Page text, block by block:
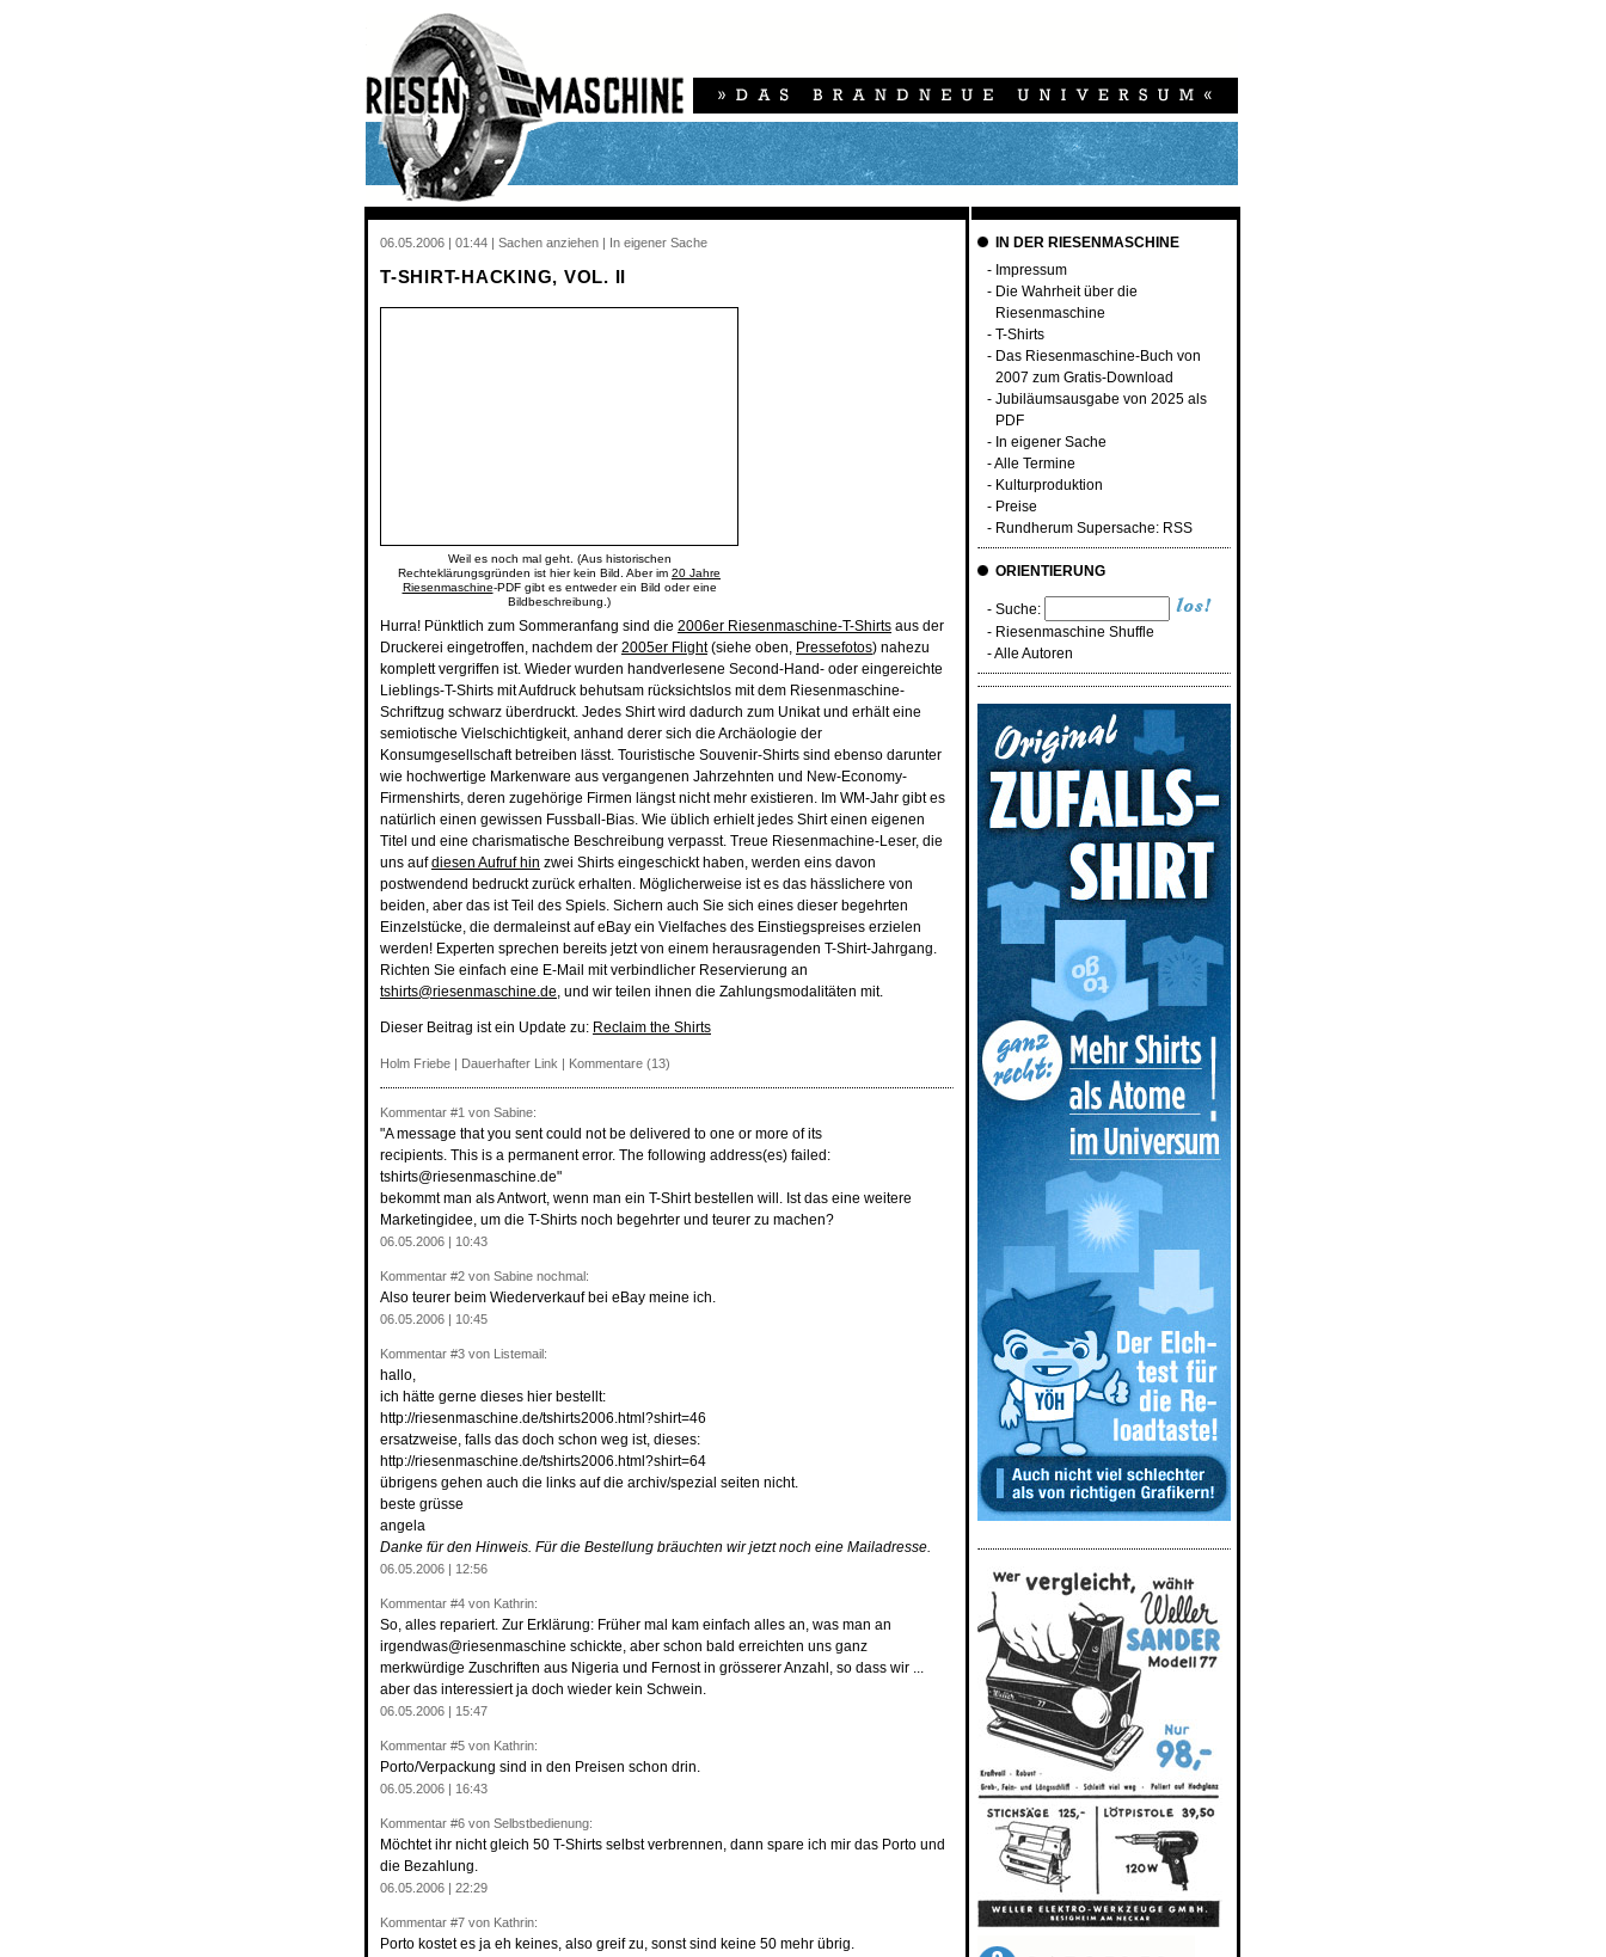
06.05.2006 | 01:44 | Sachen anziehen | In eigener Sache
T-SHIRT-HACKING, VOL. II
Weil es noch mal geht. (Aus historischen
Rechteklärungsgründen ist hier kein Bild. Aber im 20 Jahre
Riesenmaschine-PDF gibt es entweder ein Bild oder eine
Bildbeschreibung.)
Hurra! Pünktlich zum Sommeranfang sind die 2006er Riesenmaschine-T-Shirts aus der
Druckerei eingetroffen, nachdem der 2005er Flight(siehe oben, Pressefotos) nahezu
komplett vergriffen ist. Wieder wurden handverlesene Second-Hand- oder eingereichte
Lieblings-T-Shirts mit Aufdruck behutsam rücksichtslos mit dem Riesenmaschine-
Schriftzug schwarz überdruckt. Jedes Shirt wird dadurch zum Unikat und erhält eine
semiotische Vielschichtigkeit, anhand derer sich die Archäologie der
Konsumgesellschaft betreiben lässt. Touristische Souvenir-Shirts sind ebenso darunter
wie hochwertige Markenware aus vergangenen Jahrzehnten und New-Economy-
Firmenshirts, deren zugehörige Firmen längst nicht mehr existieren. Im WM-Jahr gibt es
natürlich einen gewissen Fussball-Bias. Wie üblich erhielt jedes Shirt einen eigenen
Titel und eine charismatische Beschreibung verpasst. Treue Riesenmachine-Leser, die
uns aufdiesen Aufruf hin zwei Shirts eingeschickt haben, werden eins davon
postwendend bedruckt zurück erhalten. Möglicherweise ist es das hässlichere von
beiden, aber das ist Teil des Spiels. Sichern auch Sie sich eines dieser begehrten
Einzelstücke, die dermaleinst auf eBay ein Vielfaches des Einstiegspreises erzielen
werden! Experten sprechen bereits jetzt von einem herausragenden T-Shirt-Jahrgang.
Richten Sie einfach eine E-Mail mit verbindlicher Reservierung an
tshirts@riesenmaschine.de, und wir teilen ihnen die Zahlungsmodalitäten mit.
Dieser Beitrag ist ein Update zu: Reclaim the Shirts
Holm Friebe | Dauerhafter Link | Kommentare (13)
Kommentar #1 von Sabine:
"A message that you sent could not be delivered to one or more of its
recipients. This is a permanent error. The following address(es) failed:
tshirts@riesenmaschine.de"
bekommt man als Antwort, wenn man ein T-Shirt bestellen will. Ist das eine weitere
Marketingidee, um die T-Shirts noch begehrter und teurer zu machen?
06.05.2006 | 10:43
Kommentar #2 von Sabine nochmal:
Also teurer beim Wiederverkauf bei eBay meine ich.
06.05.2006 | 10:45
Kommentar #3 von Listemail:
hallo,
ich hätte gerne dieses hier bestellt:
http://riesenmaschine.de/tshirts2006.html?shirt=46
ersatzweise, falls das doch schon weg ist, dieses:
http://riesenmaschine.de/tshirts2006.html?shirt=64
übrigens gehen auch die links auf die archiv/spezial seiten nicht.
beste grüsse
angela
Danke für den Hinweis. Für die Bestellung bräuchten wir jetzt noch eine Mailadresse.
06.05.2006 | 12:56
Kommentar #4 von Kathrin:
So, alles repariert. Zur Erklärung: Früher mal kam einfach alles an, was man an
irgendwas@riesenmaschine schickte, aber schon bald erreichten uns ganz
merkwürdige Zuschriften aus Nigeria und Fernost in grösserer Anzahl, so dass wir ...
aber das interessiert ja doch wieder kein Schwein.
06.05.2006 | 15:47
Kommentar #5 von Kathrin:
Porto/Verpackung sind in den Preisen schon drin.
06.05.2006 | 16:43
Kommentar #6 von Selbstbedienung:
Möchtet ihr nicht gleich 50 T-Shirts selbst verbrennen, dann spare ich mir das Porto und
die Bezahlung.
06.05.2006 | 22:29
Kommentar #7 von Kathrin:
Porto kostet es ja eh keines, also greif zu, sonst sind keine 50 mehr übrig.
IN DER RIESENMASCHINE
- Impressum
- Die Wahrheit über die
Riesenmaschine
- T-Shirts
- Das Riesenmaschine-Buch von
2007 zum Gratis-Download
- Jubiläumsausgabe von 2025 als
PDF
- In eigener Sache
-Alle Termine
- Kulturproduktion
- Preise
- Rundherum Supersache: RSS
ORIENTIERUNG
- Suche:
- Riesenmaschine Shuffle
-Alle Autoren